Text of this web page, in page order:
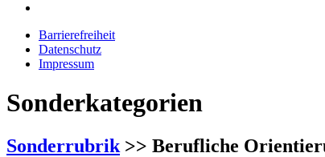
Barrierefreiheit
Datenschutz
Impressum
Sonderkategorien
Sonderrubrik >> Berufliche